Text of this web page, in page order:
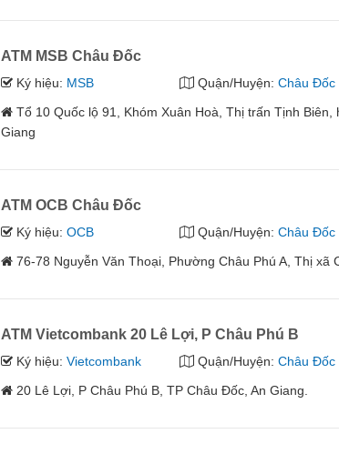
ATM MSB Châu Đốc
Ký hiệu: MSB Quận/Huyện: Châu Đốc
Tổ 10 Quốc lộ 91, Khóm Xuân Hoà, Thị trấn Tịnh Biên,
Giang
ATM OCB Châu Đốc
Ký hiệu:OCB Quận/Huyện: Châu Đốc
76-78 Nguyễn Văn Thoại, Phường Châu Phú A, Thị xã
ATM Vietcombank 20 Lê Lợi, P Châu Phú B
Ký hiệu:Vietcombank Quận/Huyện: Châu Đốc
20 Lê Lợi, P Châu Phú B, TP Châu Đốc, An Giang.